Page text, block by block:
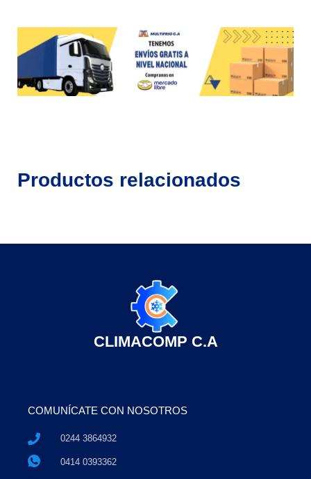
Productos relacionados
CLIMACOMP C.A
COMUNÍCATE CON NOSOTROS
0244 3864932
0414 0393362